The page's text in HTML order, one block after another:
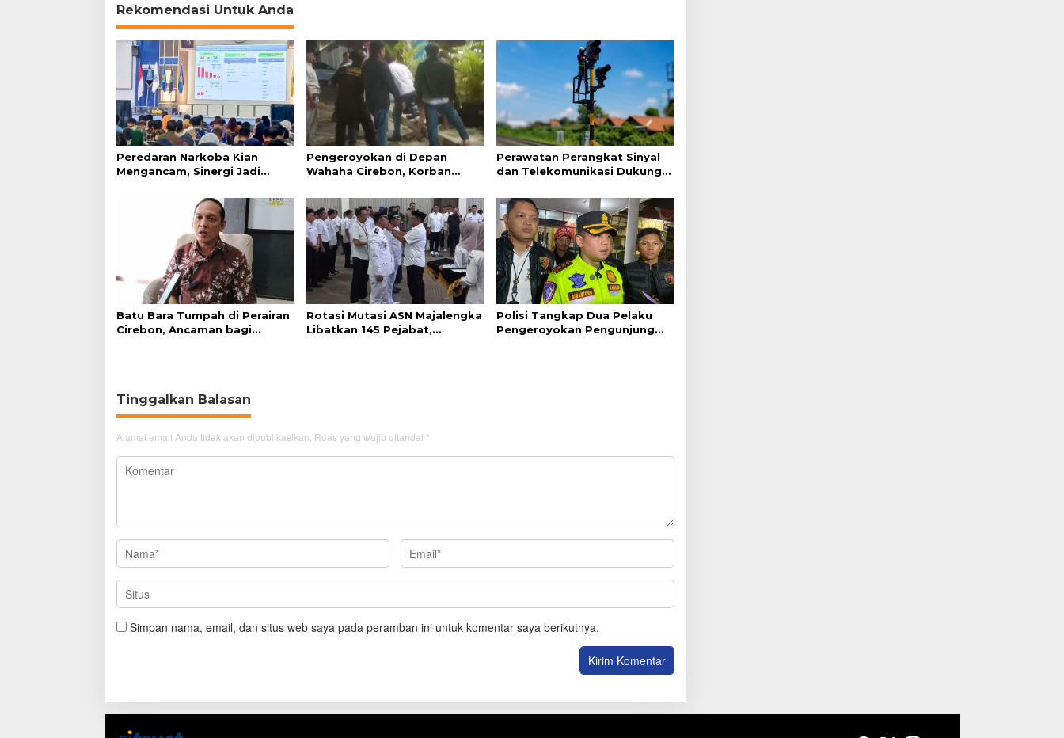
a
n
n
y
a
Rekomendasi Untuk Anda
Peredaran Narkoba Kian
Mengancam, Sinergi Jadi
Pengeroyokan di Depan
Wahaha Cirebon, Korban
Perawatan Perangkat Sinyal
dan Telekomunikasi Dukung
Batu Bara Tumpah di Perairan
Cirebon, Ancaman bagi
Rotasi Mutasi ASN Majalengka
Libatkan 145 Pejabat,
Polisi Tangkap Dua Pelaku
Pengeroyokan Pengunjung
Tinggalkan Balasan
Alamat email Anda tidak akan dipublikasikan. Ruas yang wajib ditandai *
Simpan nama, email, dan situs web saya pada peramban ini untuk komentar saya berikutnya.